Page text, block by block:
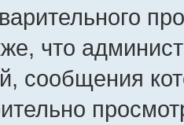
что
сообщения